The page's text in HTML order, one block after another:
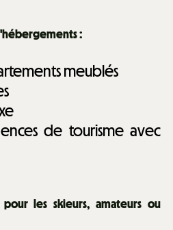
:
meublés
de tourisme avec
les skieurs, amateurs ou